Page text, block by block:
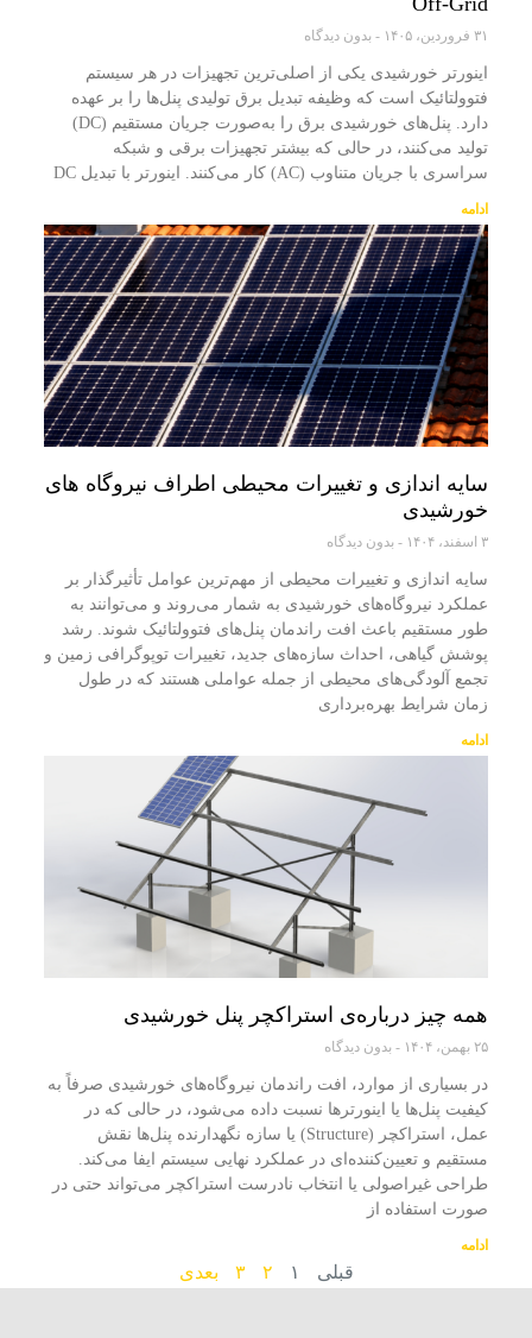
۳۱ فروردین، ۱۴۰۵ بدون دیدگاه
اینورتر خورشیدی یکی از اصلی‌ترین تجهیزات در هر سیستم
فتوولتائیک است که وظیفه تبدیل برق تولیدی پنل‌ها را بر عهده
دارد. پنل‌های خورشیدی برق را به‌صورت جریان مستقیم (DC)
تولید می‌کنند، در حالی که بیشتر تجهیزات برقی و شبکه
سراسری با جریان متناوب (AC) کار می‌کنند. اینورتر با تبدیل DC
ادامه
سایه اندازی و تغییرات محیطی اطراف نیروگاه های
خورشیدی
۳ اسفند، ۱۴۰۴ بدون دیدگاه
سایه‌ اندازی و تغییرات محیطی از مهم‌ترین عوامل تأثیرگذار بر
عملکرد نیروگاه‌های خورشیدی به شمار می‌روند و می‌توانند به
طور مستقیم باعث افت راندمان پنل‌های فتوولتائیک شوند. رشد
پوشش گیاهی، احداث سازه‌های جدید، تغییرات توپوگرافی زمین و
تجمع آلودگی‌های محیطی از جمله عواملی هستند که در طول
زمان شرایط بهره‌برداری
ادامه
همه چیز درباره‌ی استراکچر پنل خورشیدی
۲۵ بهمن، ۱۴۰۴ بدون دیدگاه
در بسیاری از موارد، افت راندمان نیروگاه‌های خورشیدی صرفاً به
کیفیت پنل‌ها یا اینورترها نسبت داده می‌شود، در حالی‌ که در
عمل، استراکچر (Structure) یا سازه نگهدارنده پنل‌ها نقش
مستقیم و تعیین‌کننده‌ای در عملکرد نهایی سیستم ایفا می‌کند.
طراحی غیراصولی یا انتخاب نادرست استراکچر می‌تواند حتی در
صورت استفاده از
ادامه
قبلی ۱ ۲ ۳ بعدی